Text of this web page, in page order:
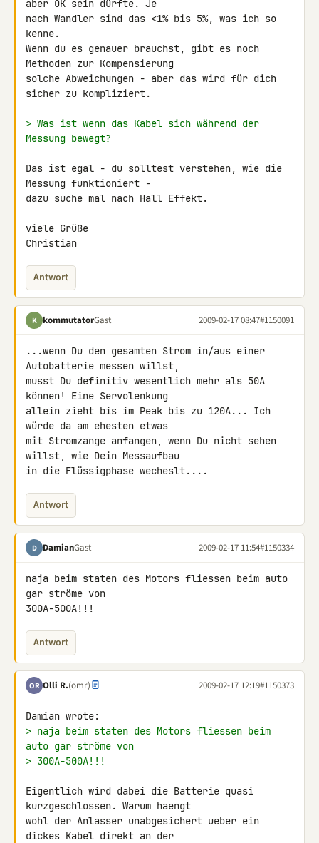
aber OK sein dürfte. Je
nach Wandler sind das <1% bis 5%, was ich so
kenne.
Wenn du es genauer brauchst, gibt es noch
Methoden zur Kompensierung
solche Abweichungen - aber das wird für dich
sicher zu kompliziert.
> Was ist wenn das Kabel sich während der
Messung bewegt?
Das ist egal - du solltest verstehen, wie die
Messung funktioniert -
dazu suche mal nach Hall Effekt.
viele Grüße
Christian
Antwort
K kommutatorGast 2009-02-17 08:47#1150091
...wenn Du den gesamten Strom in/aus einer
Autobatterie messen willst,
musst Du definitiv wesentlich mehr als 50A
können! Eine Servolenkung
allein zieht bis im Peak bis zu 120A... Ich
würde da am ehesten etwas
mit Stromzange anfangen, wenn Du nicht sehen
willst, wie Dein Messaufbau
in die Flüssigphase wecheslt....
Antwort
D DamianGast 2009-02-17 11:54#1150334
naja beim staten des Motors fliessen beim auto
gar ströme von
300A-500A!!!
Antwort
OR Olli R.(omr) 2009-02-17 12:19#1150373
> naja beim staten des Motors fliessen beim
auto gar ströme von
> 300A-500A!!!
Eigentlich wird dabei die Batterie quasi
kurzgeschlossen. Warum haengt
wohl der Anlasser unabgesichert ueber ein
dickes Kabel direkt an der